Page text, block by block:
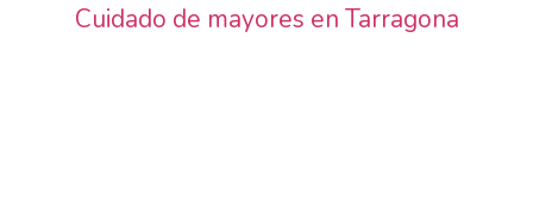
Cuidado de mayores en Tarragona